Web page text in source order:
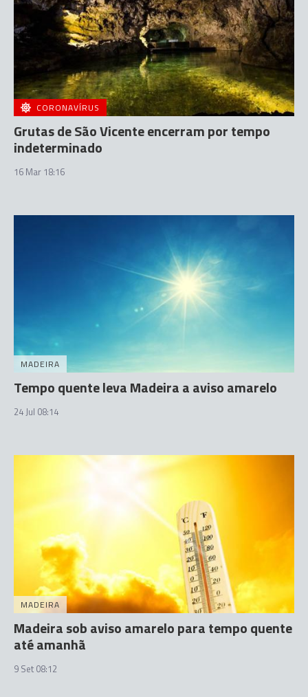
CORONAVÍRUS
Grutas de São Vicente encerram por tempo
indeterminado
16 Mar 18:16
MADEIRA
Tempo quente leva Madeira a aviso amarelo
24 Jul 08:14
MADEIRA
Madeira sob aviso amarelo para tempo quente
até amanhã
9 Set 08:12